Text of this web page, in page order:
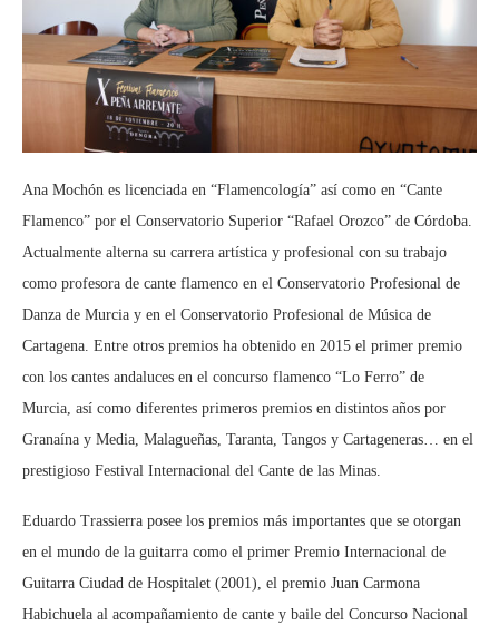
Ana Mochón es licenciada en “Flamencología” así como en “Cante
Flamenco” por el Conservatorio Superior “Rafael Orozco” de Córdoba.
Actualmente alterna su carrera artística y profesional con su trabajo
como profesora de cante flamenco en el Conservatorio Profesional de
Danza de Murcia y en el Conservatorio Profesional de Música de
Cartagena. Entre otros premios ha obtenido en 2015 el primer premio
con los cantes andaluces en el concurso flamenco “Lo Ferro” de
Murcia, así como diferentes primeros premios en distintos años por
Granaína y Media, Malagueñas, Taranta, Tangos y Cartageneras… en el
prestigioso Festival Internacional del Cante de las Minas.
Eduardo Trassierra posee los premios más importantes que se otorgan
en el mundo de la guitarra como el primer Premio Internacional de
Guitarra Ciudad de Hospitalet (2001), el premio Juan Carmona
Habichuela al acompañamiento de cante y baile del Concurso Nacional